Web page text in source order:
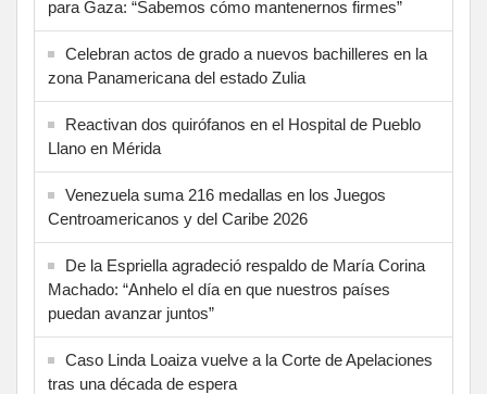
para Gaza: “Sabemos cómo mantenernos firmes”
Celebran actos de grado a nuevos bachilleres en la
zona Panamericana del estado Zulia
Reactivan dos quirófanos en el Hospital de Pueblo
Llano en Mérida
Venezuela suma 216 medallas en los Juegos
Centroamericanos y del Caribe 2026
De la Espriella agradeció respaldo de María Corina
Machado: “Anhelo el día en que nuestros países
puedan avanzar juntos”
Caso Linda Loaiza vuelve a la Corte de Apelaciones
tras una década de espera